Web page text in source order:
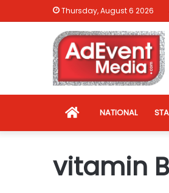
Thursday, August 6 2026
HOMENATIONAL
vitamin